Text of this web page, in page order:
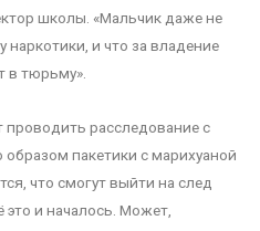
школы. «Мальчик даже не
и что за владение
тюрьму».
проводить расследование с
пакетики с марихуаной
что смогут выйти на след
это и началось. Может,